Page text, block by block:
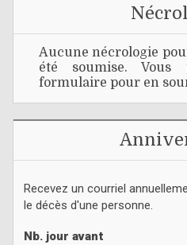
Aucune nécrologie
été soumise.
formulaire pour en
Recevez un courriel
le décès d'une personne.
Nb. jour avant